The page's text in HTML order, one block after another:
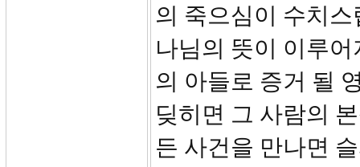
의 죽으심이 수치
나님의 뜻이 이루
의 아들로 증거 될
딪히면 그 사람의
든 사건을 만나면